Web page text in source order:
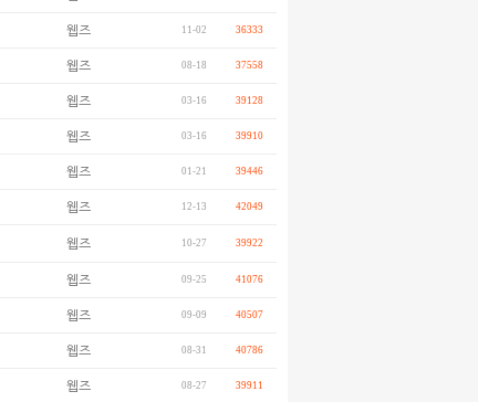
웹즈 11-02 36333
웹즈 08-18 37558
웹즈 03-16 39128
웹즈 03-16 39910
웹즈 01-21 39446
웹즈 12-13 42049
웹즈 10-27 39922
웹즈 09-25 41076
웹즈 09-09 40507
웹즈 08-31 40786
웹즈 08-27 39911